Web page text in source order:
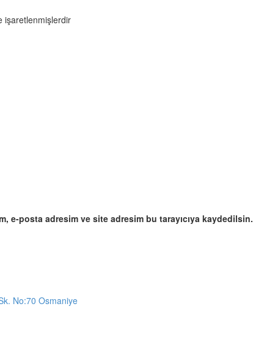
işaretlenmişlerdir
e-posta adresim ve site adresim bu tarayıcıya kaydedilsin.
No:70 Osmaniye